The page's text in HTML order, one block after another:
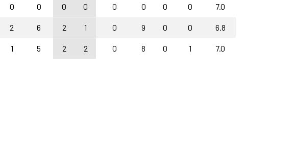
0 0 0 0 0 0 0 0 7.0
2 6 2 1 0 9 0 0 6.8
1 5 2 2 0 8 0 1 7.0